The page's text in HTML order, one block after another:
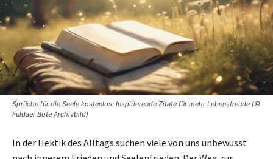
Sprüche für die Seele kostenlos: Inspirierende Zitate für mehr Lebensfreude (©
Fuldaer Bote Archivbild)
In der Hektik des Alltags suchen viele von uns unbewusst